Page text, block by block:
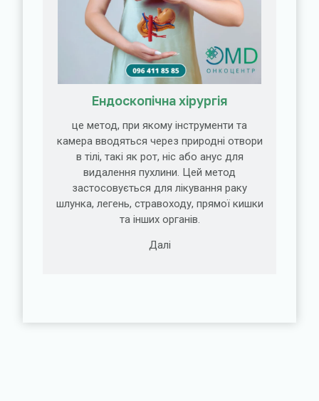
Ендоскопічна хірургія
це метод, при якому інструменти та
камера вводяться через природні отвори
в тілі, такі як рот, ніс або анус для
видалення пухлини. Цей метод
застосовується для лікування раку
шлунка, легень, стравоходу, прямої кишки
та інших органів.
Далі